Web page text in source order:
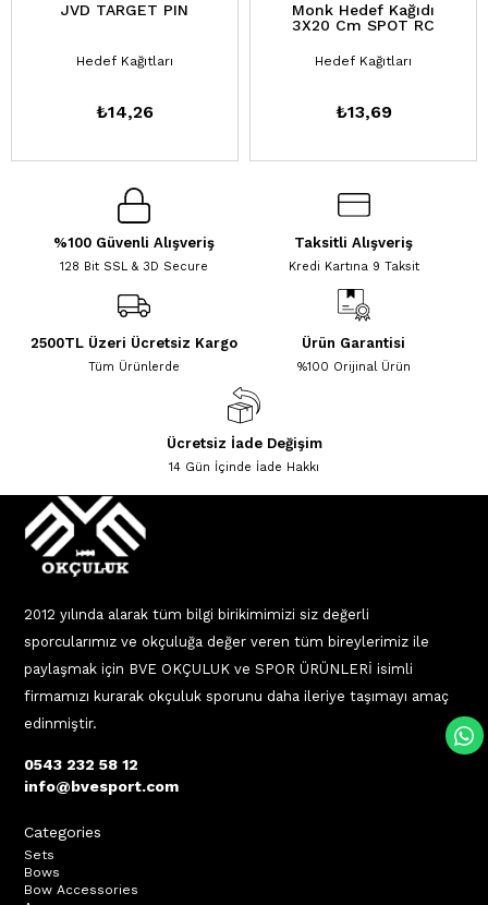
JVD TARGET PIN
Hedef Kağıtları
₺14,26
Monk Hedef Kağıdı
3X20 Cm SPOT RC
Hedef Kağıtları
₺13,69
%100 Güvenli Alışveriş
128 Bit SSL & 3D Secure
Taksitli Alışveriş
Kredi Kartına 9 Taksit
2500TL Üzeri Ücretsiz Kargo
Tüm Ürünlerde
Ürün Garantisi
%100 Orijinal Ürün
Ücretsiz İade Değişim
14 Gün İçinde İade Hakkı
2012 yılında alarak tüm bilgi birikimimizi siz değerli
sporcularımız ve okçuluğa değer veren tüm bireylerimiz ile
paylaşmak için BVE OKÇULUK ve SPOR ÜRÜNLERİ isimli
firmamızı kurarak okçuluk sporunu daha ileriye taşımayı amaç
edinmiştir.
0543 232 58 12
info@bvesport.com
Categories
Sets
Bows
Bow Accessories